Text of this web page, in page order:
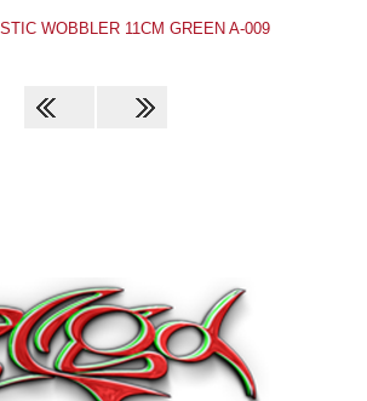
WOBBLER 11CM GREEN A-009